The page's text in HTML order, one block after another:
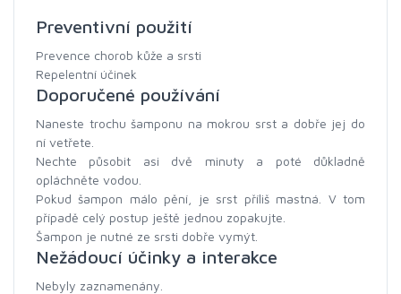
Preventivní použití
Prevence chorob kůže a srsti
Repelentní účinek
Doporučené používání
Naneste trochu šamponu na mokrou srst a dobře jej do
ní vetřete.
Nechte působit asi dvě minuty a poté důkladně
opláchněte vodou.
Pokud šampon málo pění, je srst příliš mastná. V tom
případě celý postup ještě jednou zopakujte.
Šampon je nutné ze srsti dobře vymýt.
Nežádoucí účinky a interakce
Nebyly zaznamenány.